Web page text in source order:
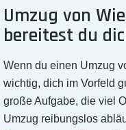
Umzug von
bereitest du
Wenn du einen Umzug
wichtig, dich im Vorfeld
große Aufgabe, die viel
Umzug reibungslos